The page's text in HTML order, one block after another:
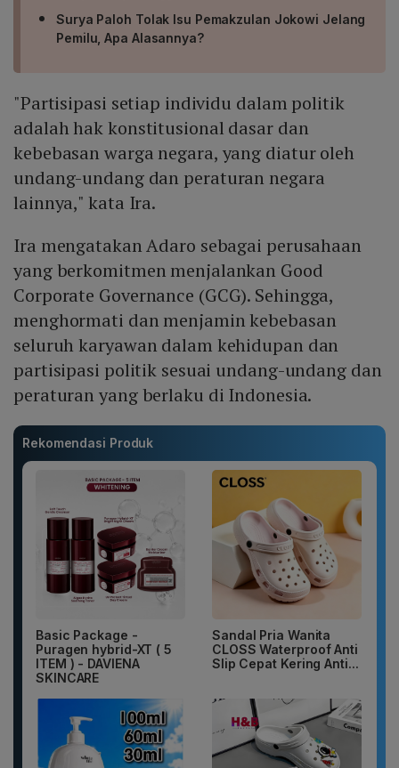
Surya Paloh Tolak Isu Pemakzulan Jokowi Jelang
Pemilu, Apa Alasannya?
"⁠Partisipasi setiap individu dalam politik
adalah hak konstitusional dasar dan
kebebasan warga negara, yang diatur oleh
undang-undang dan peraturan negara
lainnya," kata Ira.
Ira mengatakan ⁠Adaro sebagai perusahaan
yang berkomitmen menjalankan Good
Corporate Governance (GCG). Sehingga,
menghormati dan menjamin kebebasan
seluruh karyawan dalam kehidupan dan
partisipasi politik sesuai undang-undang dan
peraturan yang berlaku di Indonesia.
Rekomendasi Produk
Basic Package -
Puragen hybrid-XT ( 5
ITEM ) - DAVIENA
SKINCARE
Sandal Pria Wanita
CLOSS Waterproof Anti
Slip Cepat Kering Anti...